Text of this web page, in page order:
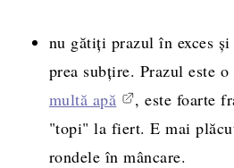
nu gătiți prazul în exces
prea subțire. Prazul este o
multă apă
, este foarte
"topi" la fiert. E mai
rondele în mâncare.